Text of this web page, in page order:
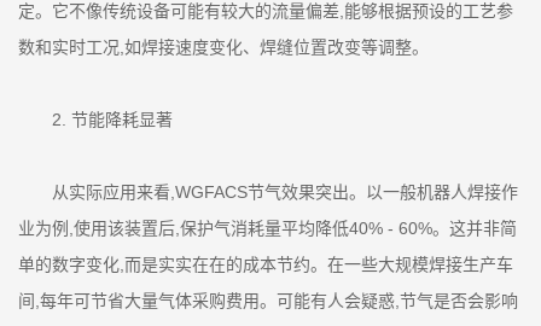
定。它不像传统设备可能有较大的流量偏差,能够根据预设的工艺参
数和实时工况,如焊接速度变化、焊缝位置改变等调整。
2. 节能降耗显著
从实际应用来看,WGFACS节气效果突出。以一般机器人焊接作
业为例,使用该装置后,保护气消耗量平均降低40% - 60%。这并非简
单的数字变化,而是实实在在的成本节约。在一些大规模焊接生产车
间,每年可节省大量气体采购费用。可能有人会疑惑,节气是否会影响